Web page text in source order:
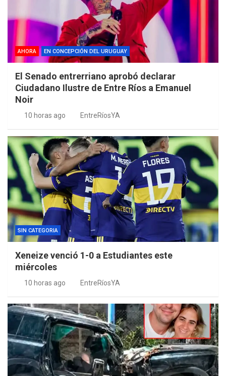
AHORA EN CONCEPCIÓN DEL URUGUAY
El Senado entrerriano aprobó declarar
Ciudadano Ilustre de Entre Ríos a Emanuel
Noir
10 horas ago EntreRíosYA
SIN CATEGORIA
Xeneize venció 1-0 a Estudiantes este
miércoles
10 horas ago EntreRíosYA